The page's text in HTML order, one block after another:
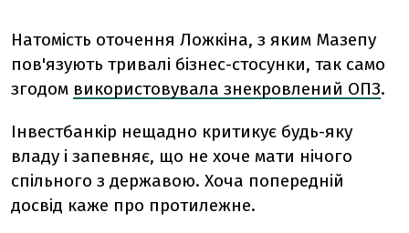
Натомість оточення Ложкіна, з яким Мазепу
пов'язують тривалі бізнес-стосунки, так само
згодом використовувала знекровлений ОПЗ.
Інвестбанкір нещадно критикує будь-яку
владу і запевняє, що не хоче мати нічого
спільного з державою. Хоча попередній
досвід каже про протилежне.